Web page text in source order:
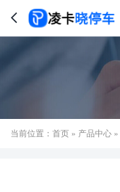

当前位置： 首页 » 产品中心 »